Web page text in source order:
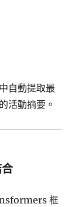
自動提取最
活動摘要。
框